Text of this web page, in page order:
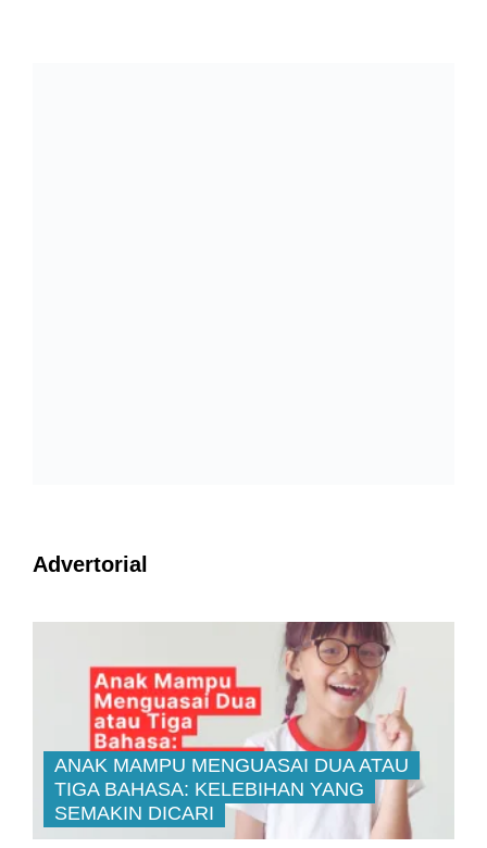
Advertorial
ANAK MAMPU MENGUASAI DUA ATAU
TIGA BAHASA: KELEBIHAN YANG
SEMAKIN DICARI